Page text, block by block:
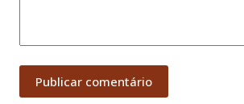
Publicar comentário